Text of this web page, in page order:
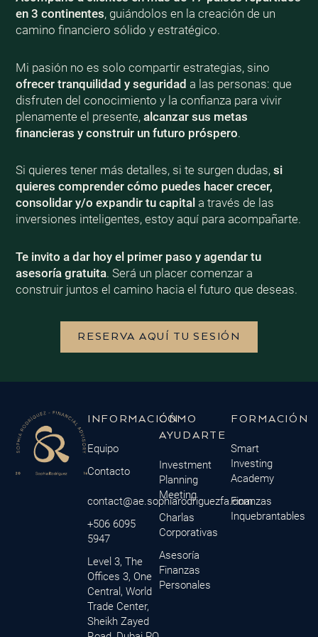
en 3 continentes, guiándolos en la creación de un
camino financiero sólido y estratégico.
Mi pasión no es solo compartir estrategias, sino
ofrecer tranquilidad y seguridad a las personas: que
disfruten del conocimiento y la confianza para vivir
plenamente el presente, alcanzar sus metas
financieras y construir un futuro próspero.
Si quieres tener más detalles, si te surgen dudas, si
quieres comprender cómo puedes hacer crecer,
consolidar y/o expandir tu capital a través de las
inversiones inteligentes, estoy aquí para acompañarte.
Te invito a dar hoy el primer paso y agendar tu
asesoría gratuita. Será un placer comenzar a
construir juntos el camino hacia el futuro que deseas.
RESERVA AQUÍ TU SESIÓN
INFORMACIÓN
Equipo
Contacto
contact@ae.sophiarodriguezfa.com
+506 6095
5947
Level 3, The
Offices 3, One
Central, World
Trade Center,
Sheikh Zayed
CÓMO
AYUDARTE
Investment
Planning
Meeting
Charlas
Corporativas
Asesoría
Finanzas
Personales
FORMACIÓN
Smart
Investing
Academy
Finanzas
Inquebrantables